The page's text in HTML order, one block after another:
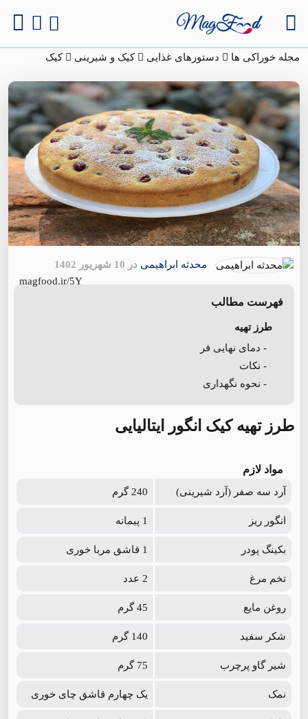
مجله خوراکی ها دستورهای غذایی کیک و شیرینی کیک
محدثه ابراهیمی در 10 شهریور 1402
magfood.ir/5Y
فهرست مطالب
طرز تهیه
- دمای نهایی فر
- نکات
- نحوه نگهداری
طرز تهیه کیک انگور ایتالیایی
مواد لازم
آرد سه صفر (آرد شیرینی)
240 گرم
انگور ریز 1 پیمانه
بکینگ پودر 1 قاشق مربا خوری
تخم مرغ 2 عدد
روغن مایع 45 گرم
شکر سفید 140 گرم
شیر گاو پرچرب 75 گرم
نمک یک چهارم قاشق چای خوری